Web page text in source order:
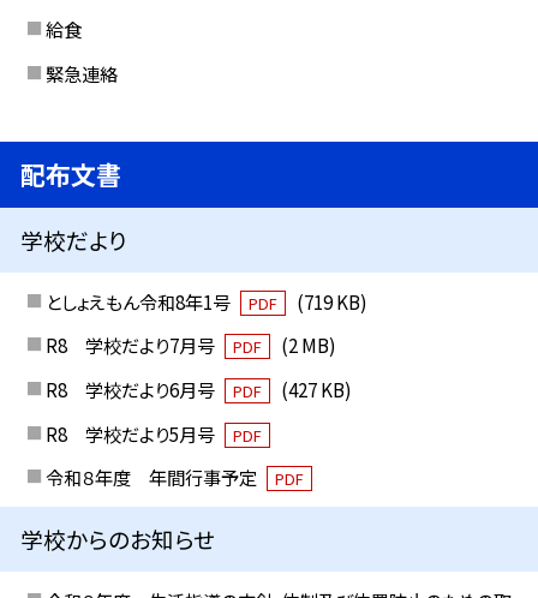
給食
緊急連絡
配布文書
学校だより
としょえもん令和8年1号 PDF
(719 KB)
R8 学校だより7月号
PDF
(2 MB)
R8 学校だより6月号
PDF
(427 KB)
R8 学校だより5月号
PDF
令和８年度 年間行事予定 PDF
学校からのお知らせ